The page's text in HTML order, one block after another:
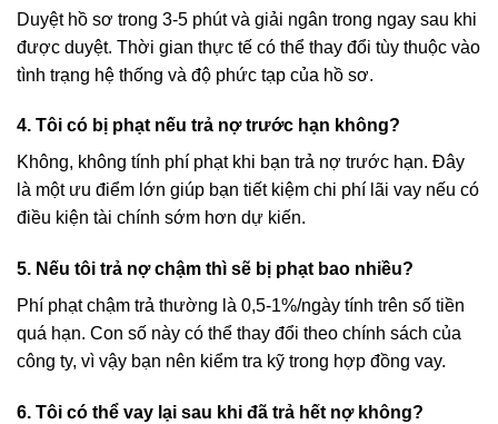
Duyệt hồ sơ trong 3-5 phút và giải ngân trong ngay sau khi
được duyệt. Thời gian thực tế có thể thay đổi tùy thuộc vào
tình trạng hệ thống và độ phức tạp của hồ sơ.
4. Tôi có bị phạt nếu trả nợ trước hạn không?
Không, không tính phí phạt khi bạn trả nợ trước hạn. Đây
là một ưu điểm lớn giúp bạn tiết kiệm chi phí lãi vay nếu có
điều kiện tài chính sớm hơn dự kiến.
5. Nếu tôi trả nợ chậm thì sẽ bị phạt bao nhiều?
Phí phạt chậm trả thường là 0,5-1%/ngày tính trên số tiền
quá hạn. Con số này có thể thay đổi theo chính sách của
công ty, vì vậy bạn nên kiểm tra kỹ trong hợp đồng vay.
6. Tôi có thể vay lại sau khi đã trả hết nợ không?